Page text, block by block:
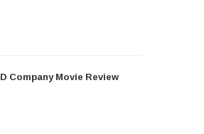
D Company Movie Review